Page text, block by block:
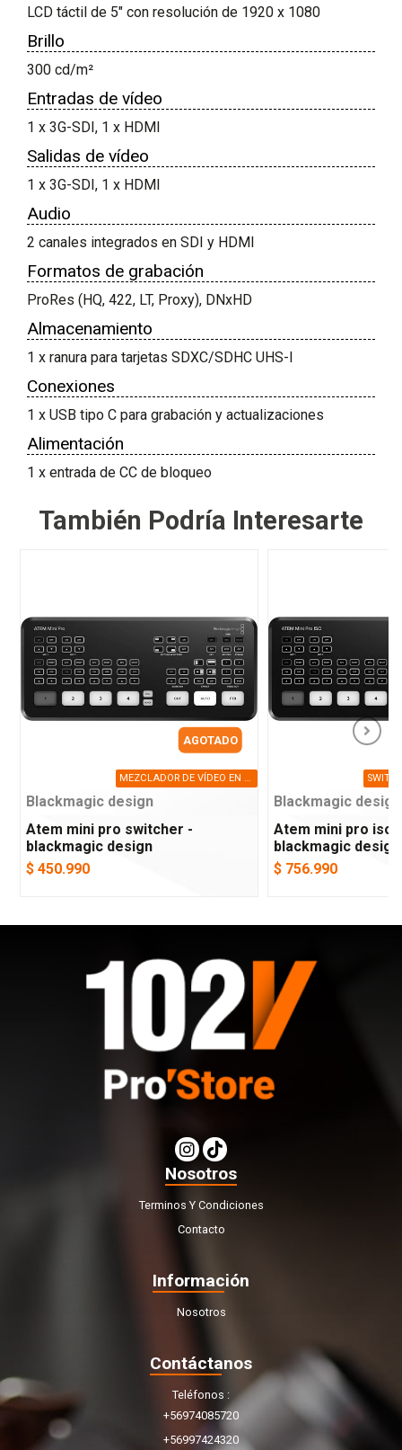
LCD táctil de 5" con resolución de 1920 x 1080
Brillo
300 cd/m²
Entradas de vídeo
1 x 3G-SDI, 1 x HDMI
Salidas de vídeo
1 x 3G-SDI, 1 x HDMI
Audio
2 canales integrados en SDI y HDMI
Formatos de grabación
ProRes (HQ, 422, LT, Proxy), DNxHD
Almacenamiento
1 x ranura para tarjetas SDXC/SDHC UHS-I
Conexiones
1 x USB tipo C para grabación y actualizaciones
Alimentación
1 x entrada de CC de bloqueo
También Podría Interesarte
AGOTADO
MEZCLADOR DE VÍDEO EN DIRECTO COMPACTO CON 4 ENTRADAS HDMI, STREAMING, GRABACIÓN Y MULTIVIEW.
Blackmagic design
Atem mini pro switcher -
blackmagic design
$ 450.990
Blackmagic design
Atem mini pro iso
blackmagic design
$ 756.990
Nosotros
Terminos Y Condiciones
Contacto
Información
Nosotros
Contáctanos
Teléfonos
+56974085720
+56997424320